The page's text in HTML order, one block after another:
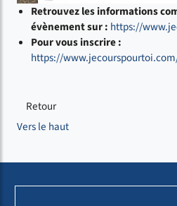
Retrouvez les informations
évènement sur : https://
Pour vous inscrire :
https://
Retour
Vers le haut